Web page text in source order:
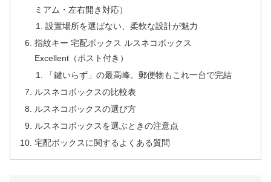
ミアム・左右開き対応）
設置場所を選ばない、柔軟な設計が魅力
指紋キー 宅配ボックス ルスネコボックス
Excellent（ポスト付き）
「鍵いらず」の最高峰。郵便物もこれ一台で完結
ルスネコボックスの比較表
ルスネコボックスの選び方
ルスネコボックスを選ぶときの注意点
宅配ボックスに関するよくある質問